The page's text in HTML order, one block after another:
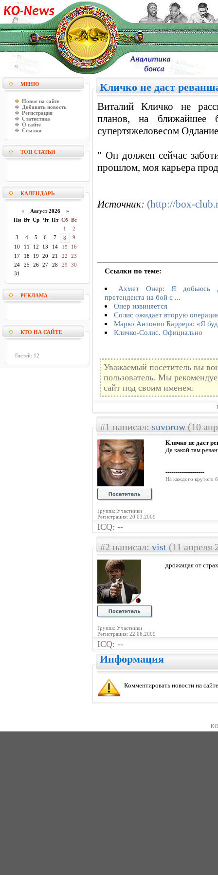
МЕНЮ
Новое на сайте
Добавить новость
Регистрация
Статистика
О сайте
Ссылки
ТОП СТАТЬИ
КАЛЕНДАРЬ
« Август 2026 »
Пн Вт Ср Чт Пт Сб Вс
1
2
3
4 5 6 7 8
9
10
11 12 13 14 15
16
17
18 19 20 21 22
23
24
25 26 27 28 29
30
31
РЕКЛАМА
КТО НА САЙТЕ
Гостей: 12
Кличко не даст
Виталий Кличко не
планов, на ближайшее
супертяжеловесом
" Он должен сейчас
прошлом, моя карьера
Источник: (http://box-
Ссылки по теме:
Ахмет Онер: Я добьюсь
претендента на бой с ...
Онер извиняется
Солис ожидает вторую
Марко Антонио Баррера: «Я
Кличко-Солис. Официально
Уважаемый посетитель вы
пользователь. Мы
сайт под своим именем.
#1 написал: suvorow(10
Группа: Участники
Регистрация: 20.03.2009
Кличко не даст
Да какой там
--------------------
На каждого крутого
ICQ: --
#2 написал: vist (11 апреля
Группа: Участники
Регистрация: 22.06.2009
дрожащая от
ICQ: --
Информация
Комментировать новости на